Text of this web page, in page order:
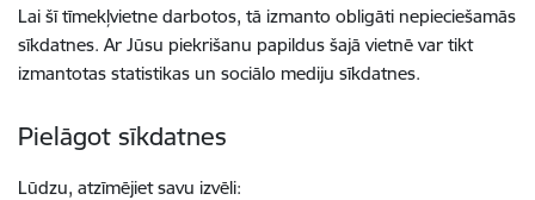
Lai šī tīmekļvietne darbotos, tā izmanto obligāti nepieciešamās
sīkdatnes. Ar Jūsu piekrišanu papildus šajā vietnē var tikt
izmantotas statistikas un sociālo mediju sīkdatnes.
Pielāgot sīkdatnes
Lūdzu, atzīmējiet savu izvēli: